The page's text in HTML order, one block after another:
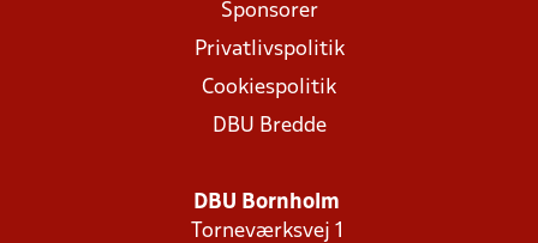
Sponsorer
Privatlivspolitik
Cookiespolitik
DBU Bredde
DBU Bornholm
Torneværksvej 1